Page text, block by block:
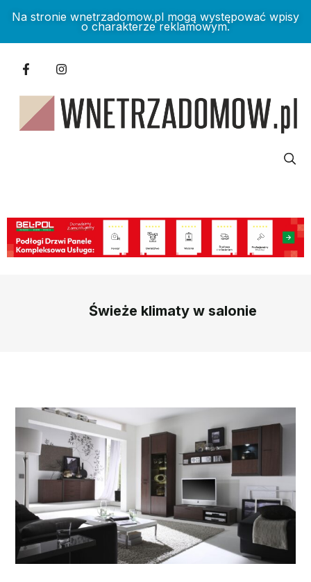
Na stronie wnetrzadomow.pl mogą występować wpisy
o charakterze reklamowym.
Świeże klimaty w salonie